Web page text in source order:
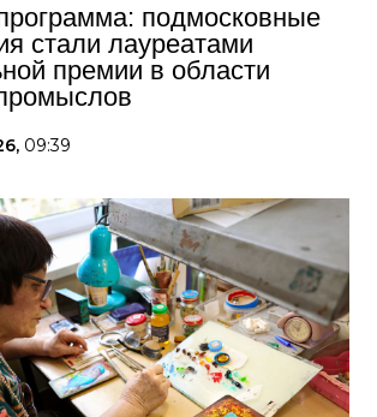
подмосковные
стали лауреатами
премии в области
09:39